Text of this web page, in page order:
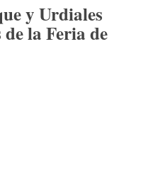
y Urdiales
la Feria de